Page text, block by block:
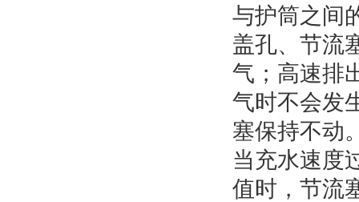
与护筒之间
盖孔、节流
气；高速排
气时不会发
塞保持不动
当充水速度
值时，节流